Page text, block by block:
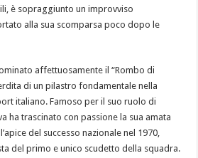
è sopraggiunto un improvviso
alla sua scomparsa poco dopo le
affettuosamente il “Rombo di
di un pilastro fondamentale nella
italiano. Famoso per il suo ruolo di
ha trascinato con passione la sua amata
del successo nazionale nel 1970,
del primo e unico scudetto della squadra.